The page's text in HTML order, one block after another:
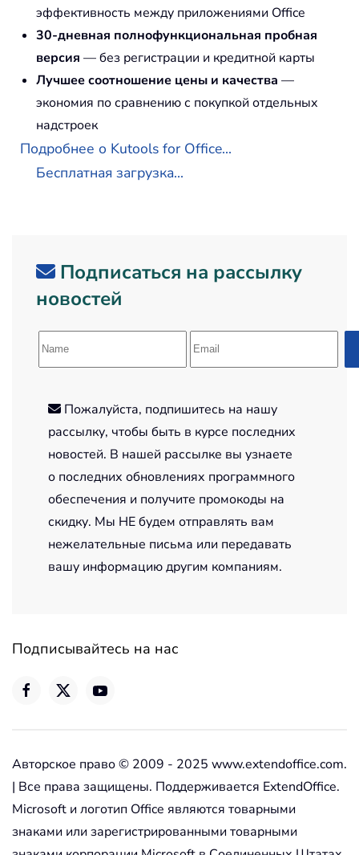
эффективность между приложениями Office
30-дневная полнофункциональная пробная
версия — без регистрации и кредитной карты
Лучшее соотношение цены и качества —
экономия по сравнению с покупкой отдельных
надстроек
Подробнее о Kutools for Office...
Бесплатная загрузка...
Подписаться на рассылку
новостей
Пожалуйста, подпишитесь на нашу
рассылку, чтобы быть в курсе последних
новостей. В нашей рассылке вы узнаете
о последних обновлениях программного
обеспечения и получите промокоды на
скидку. Мы НЕ будем отправлять вам
нежелательные письма или передавать
вашу информацию другим компаниям.
Подписывайтесь на нас
Авторское право © 2009 - 2025 www.extendoffice.com.
| Все права защищены. Поддерживается ExtendOffice.
Microsoft и логотип Office являются товарными
знаками или зарегистрированными товарными